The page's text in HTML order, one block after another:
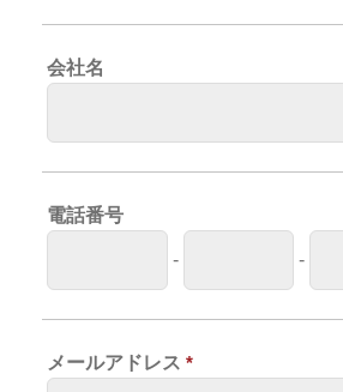
会社名
電話番号
- -
メールアドレス *